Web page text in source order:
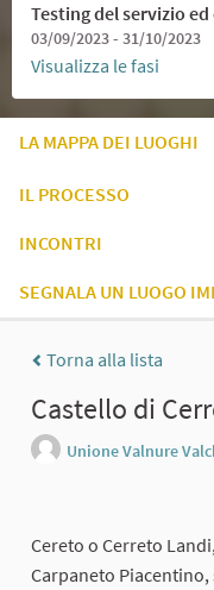
Testing del servizio
03/09/2023 - 31/10/2023
Visualizza le fasi
LA MAPPA DEI LUOGHI
IL PROCESSO
INCONTRI
SEGNALA UN LUOGO
Torna alla lista
Castello di
Unione Valnure
Cereto o Cerreto
Carpaneto